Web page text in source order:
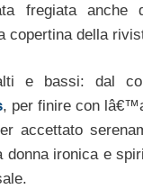
fregiata anche
copertina della
e bassi: dal
, per finire con
accettato
ironica e